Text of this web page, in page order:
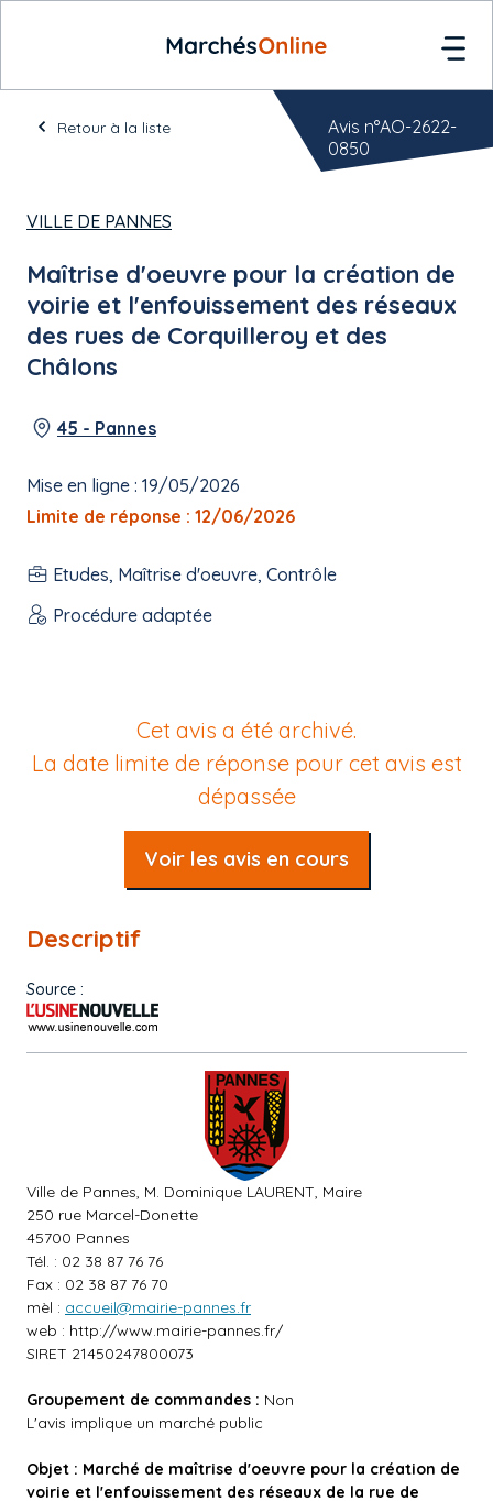
Retour à la liste
VILLE DE PANNES
Maîtrise d'oeuvre pour la création de
voirie et l'enfouissement des réseaux
des rues de Corquilleroy et des
Châlons
45 - Pannes
Mise en ligne : 19/05/2026
Limite de réponse : 12/06/2026
Etudes, Maîtrise d'oeuvre, Contrôle
Procédure adaptée
Avis n°AO-2622-
0850
Cet avis a été archivé.
La date limite de réponse pour cet avis est
dépassée
Voir les avis en cours
Descriptif
Source :
Ville de Pannes, M. Dominique LAURENT, Maire
250 rue Marcel-Donette
45700 Pannes
Tél. : 02 38 87 76 76
Fax : 02 38 87 76 70
mèl : accueil@mairie-pannes.fr
web : http://www.mairie-pannes.fr/
SIRET 21450247800073
Groupement de commandes : Non
L'avis implique un marché public
Objet : Marché de maîtrise d'oeuvre pour la création de
voirie et l'enfouissement des réseaux de la rue de